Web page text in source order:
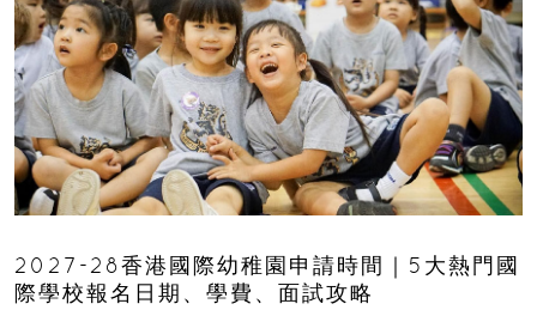
2027-28香港國際幼稚園申請時間｜5大熱門國
際學校報名日期、學費、面試攻略